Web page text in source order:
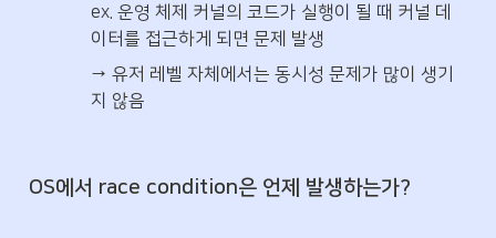
ex. 운영 체제 커널의 코드가 실행이 될 때 커널 데
이터를 접근하게 되면 문제 발생
→ 유저 레벨 자체에서는 동시성 문제가 많이 생기
지 않음
OS에서 race condition은 언제 발생하는가?